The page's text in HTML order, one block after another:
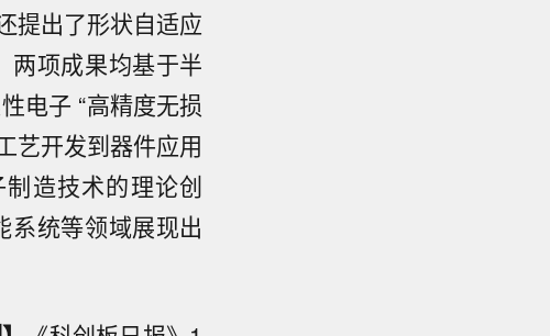
提出了形状自适应
两项成果均基于半
电子 “高精度无损
艺开发到器件应用
造技术的理论创
系统等领域展现出